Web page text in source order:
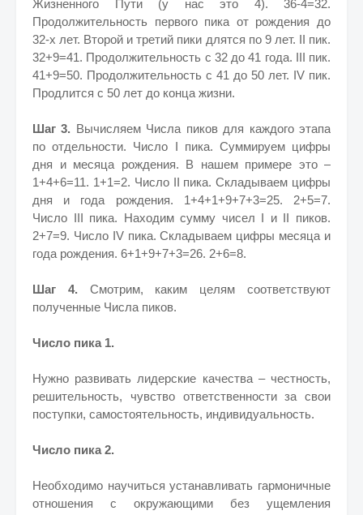
Жизненного Пути (у нас это 4). 36-4=32.
Продолжительность первого пика от рождения до
32-х лет. Второй и третий пики длятся по 9 лет. II пик.
32+9=41. Продолжительность с 32 до 41 года. III пик.
41+9=50. Продолжительность с 41 до 50 лет. IV пик.
Продлится с 50 лет до конца жизни.
Шаг 3. Вычисляем Числа пиков для каждого этапа
по отдельности. Число I пика. Суммируем цифры
дня и месяца рождения. В нашем примере это –
1+4+6=11. 1+1=2. Число II пика. Складываем цифры
дня и года рождения. 1+4+1+9+7+3=25. 2+5=7.
Число III пика. Находим сумму чисел I и II пиков.
2+7=9. Число IV пика. Складываем цифры месяца и
года рождения. 6+1+9+7+3=26. 2+6=8.
Шаг 4. Смотрим, каким целям соответствуют
полученные Числа пиков.
Число пика 1.
Нужно развивать лидерские качества – честность,
решительность, чувство ответственности за свои
поступки, самостоятельность, индивидуальность.
Число пика 2.
Необходимо научиться устанавливать гармоничные
отношения с окружающими без ущемления